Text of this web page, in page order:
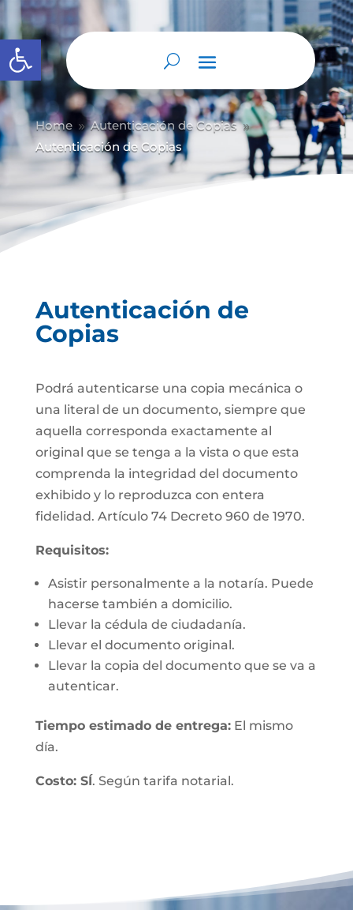
Abrir barra de herramientas
Home 9 Autenticación de Copias 9
Autenticación de Copias
Autenticación de
Copias
Podrá autenticarse una copia mecánica o
una literal de un documento, siempre que
aquella corresponda exactamente al
original que se tenga a la vista o que esta
comprenda la integridad del documento
exhibido y lo reproduzca con entera
fidelidad. Artículo 74 Decreto 960 de 1970.
Requisitos:
Asistir personalmente a la notaría. Puede
hacerse también a domicilio.
Llevar la cédula de ciudadanía.
Llevar el documento original.
Llevar la copia del documento que se va a
autenticar.
Tiempo estimado de entrega:El mismo
día.
Costo: SÍ. Según tarifa notarial.